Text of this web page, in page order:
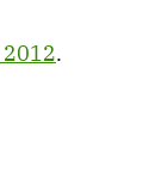
2012.